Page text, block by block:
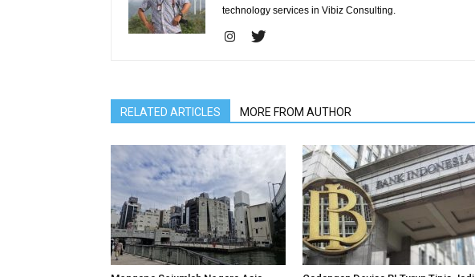
technology services in Vibiz Consulting.
RELATED ARTICLES MORE FROM AUTHOR